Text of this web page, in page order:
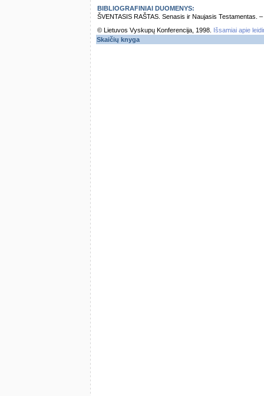
BIBLIOGRAFINIAI DUOMENYS:
ŠVENTASIS RAŠTAS. Senasis ir Naujasis Testamentas.
© Lietuvos Vyskupų Konferencija, 1998.
Išsamiai apie
Skaičių knyga